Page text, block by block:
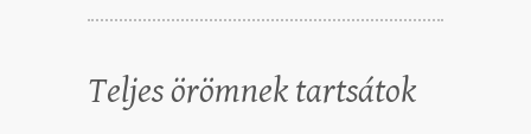
Teljes örömnek tartsátok